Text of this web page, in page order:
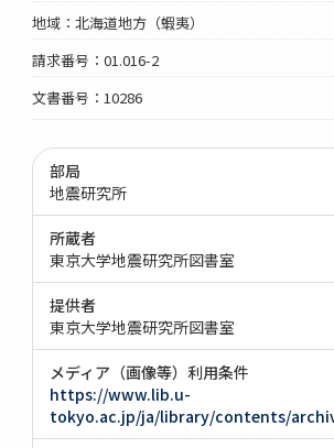
地域：北海道地方（蝦夷）
請求番号：01.016-2
文書番号：10286
部局
地震研究所
所蔵者
東京大学地震研究所図書室
提供者
東京大学地震研究所図書室
メディア（画像等）利用条件
https://www.lib.u-
tokyo.ac.jp/ja/library/contents/